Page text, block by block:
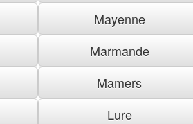
Mayenne
Marmande
Mamers
Lure